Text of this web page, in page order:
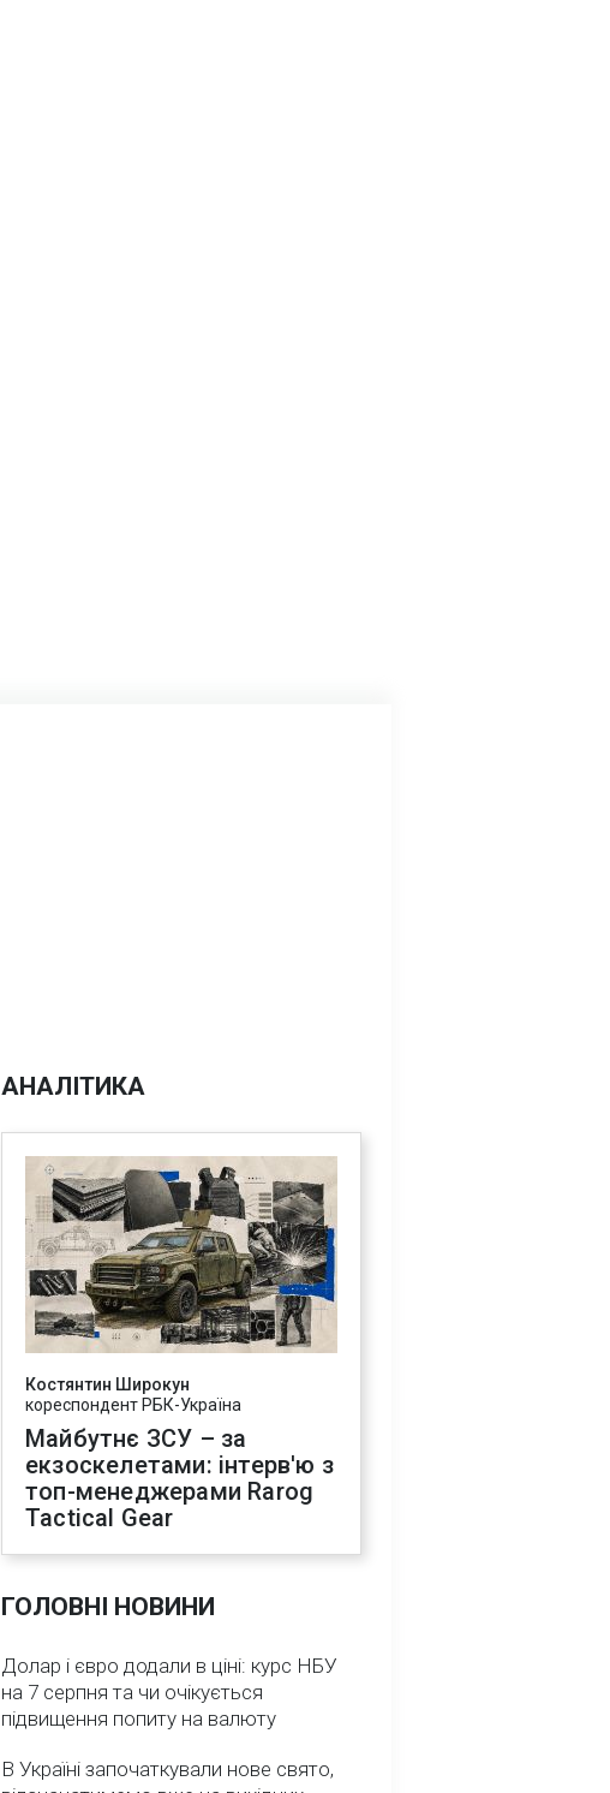
АНАЛІТИКА
Костянтин Широкун
кореспондент РБК-Україна
Майбутнє ЗСУ – за
екзоскелетами: інтерв'ю з
топ-менеджерами Rarog
Tactical Gear
ГОЛОВНІ НОВИНИ
Долар і євро додали в ціні: курс НБУ
на 7 серпня та чи очікується
підвищення попиту на валюту
В Україні започаткували нове свято,